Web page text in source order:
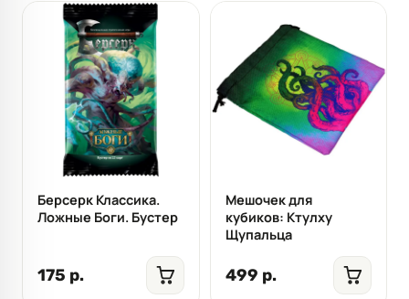
Берсерк Классика.
Ложные Боги. Бустер
175 р.
Мешочек для
кубиков: Ктулху
Щупальца
499 р.